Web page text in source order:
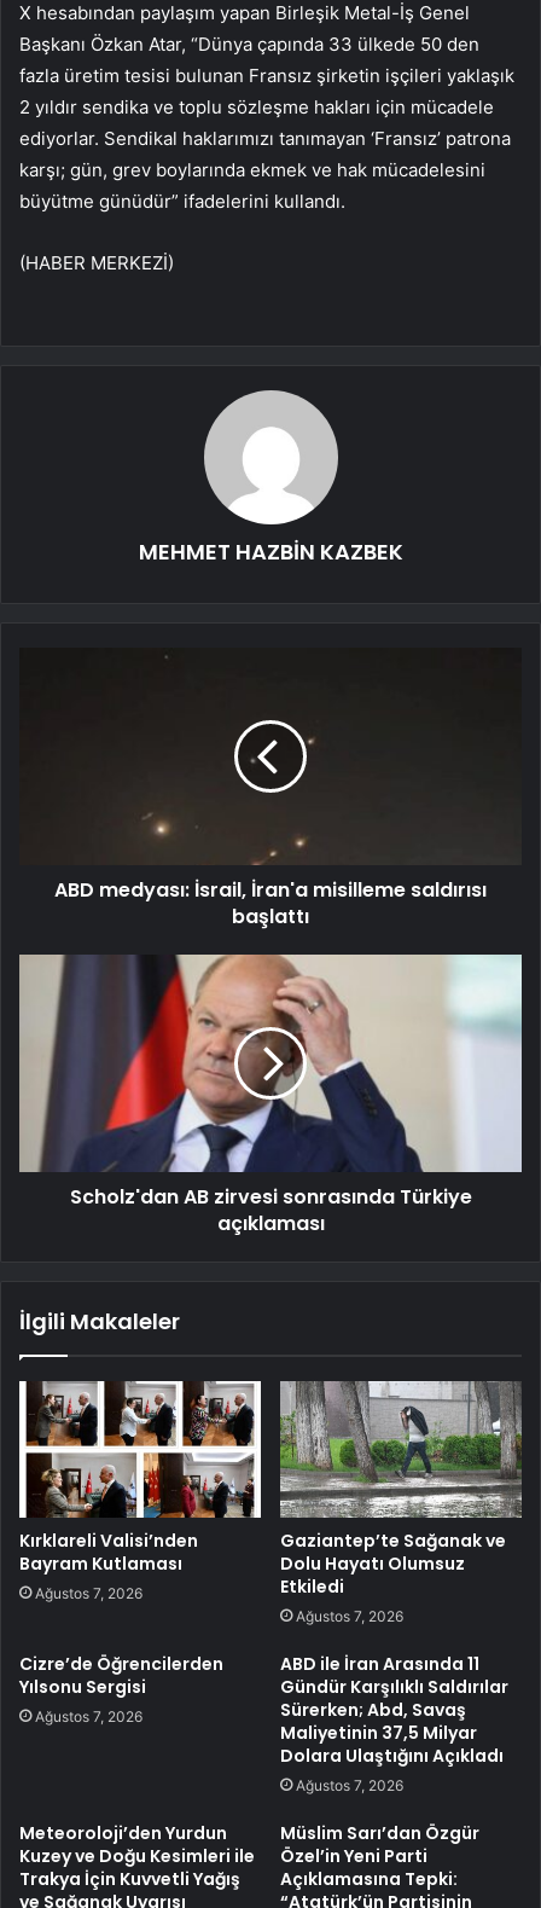
X hesabından paylaşım yapan Birleşik Metal-İş Genel
Başkanı Özkan Atar, “Dünya çapında 33 ülkede 50 den
fazla üretim tesisi bulunan Fransız şirketin işçileri yaklaşık
2 yıldır sendika ve toplu sözleşme hakları için mücadele
ediyorlar. Sendikal haklarımızı tanımayan ‘Fransız’ patrona
karşı; gün, grev boylarında ekmek ve hak mücadelesini
büyütme günüdür” ifadelerini kullandı.
(HABER MERKEZİ)
MEHMET HAZBİN KAZBEK
ABD medyası: İsrail, İran'a misilleme saldırısı
başlattı
Scholz'dan AB zirvesi sonrasında Türkiye
açıklaması
İlgili Makaleler
Kırklareli Valisi’nden
Bayram Kutlaması
Ağustos 7, 2026
Gaziantep’te Sağanak ve
Dolu Hayatı Olumsuz
Etkiledi
Ağustos 7, 2026
Cizre’de Öğrencilerden
Yılsonu Sergisi
Ağustos 7, 2026
ABD ile İran Arasında 11
Gündür Karşılıklı Saldırılar
Sürerken; Abd, Savaş
Maliyetinin 37,5 Milyar
Dolara Ulaştığını Açıkladı
Ağustos 7, 2026
Meteoroloji’den Yurdun
Kuzey ve Doğu Kesimleri ile
Trakya İçin Kuvvetli Yağış
ve Sağanak Uyarısı
Müslim Sarı’dan Özgür
Özel’in Yeni Parti
Açıklamasına Tepki:
“Atatürk’ün Partisinin